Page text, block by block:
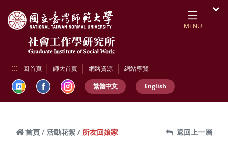
MENU
::: 回首頁 師大首頁 網路資源 網站導覽
繁體中文 English
首頁 活動花絮 所友回娘家 返回上一層